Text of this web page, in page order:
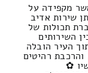
מקפידה על
שירות אדיב
תכולות של
השירותים
העיר הובלה
והרכבת רהיטים
✿